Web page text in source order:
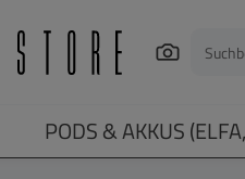
PODS & AKKUS